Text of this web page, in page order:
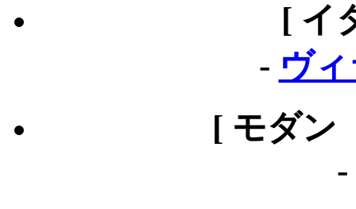
[ イ
- ヴ
[ モダ
-